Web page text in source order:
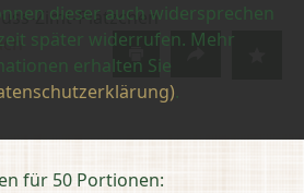
dieser auch widersprechen
später widerrufen. Mehr
erhalten Sie
.
Zimt-Plätzchen
für 50 Portionen: